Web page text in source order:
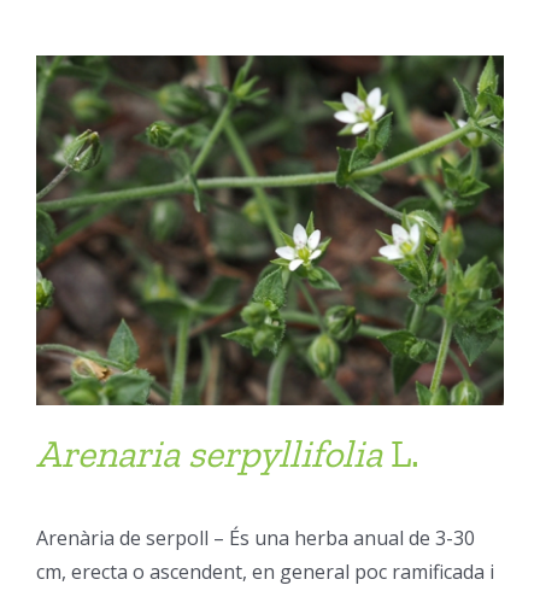
Arenaria serpyllifoliaL.
Arenària de serpoll – És una herba anual de 3-30
cm, erecta o ascendent, en general poc ramificada i